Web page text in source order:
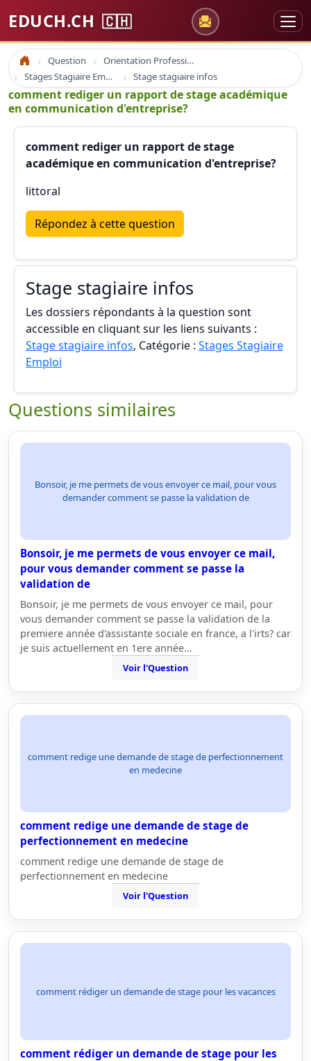
EDUCH.CH 🇨🇭
Accueil Question
Orientation Professionnelle
Stages Stagiaire Emploi
Stage stagiaire infos
comment rediger un rapport de stage académique
en communication d'entreprise?
comment rediger un rapport de stage
académique en communication d'entreprise?
littoral
Répondez à cette question
Stage stagiaire infos
Les dossiers répondants à la question sont
accessible en cliquant sur les liens suivants :
Stage stagiaire infos, Catégorie : Stages Stagiaire
Emploi
Questions similaires
Bonsoir, je me permets de vous envoyer ce mail, pour vous
demander comment se passe la validation de
Bonsoir, je me permets de vous envoyer ce mail,
pour vous demander comment se passe la
validation de
Bonsoir, je me permets de vous envoyer ce mail, pour
vous demander comment se passe la validation de la
premiere année d'assistante sociale en france, a l'irts? car
je suis actuellement en 1ere année…
Voir l'Question
comment redige une demande de stage de perfectionnement
en medecine
comment redige une demande de stage de
perfectionnement en medecine
comment redige une demande de stage de
perfectionnement en medecine
Voir l'Question
comment rédiger un demande de stage pour les vacances
comment rédiger un demande de stage pour les